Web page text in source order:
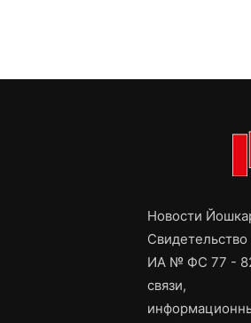
Новости
ИА № ФС 77 -
связи,